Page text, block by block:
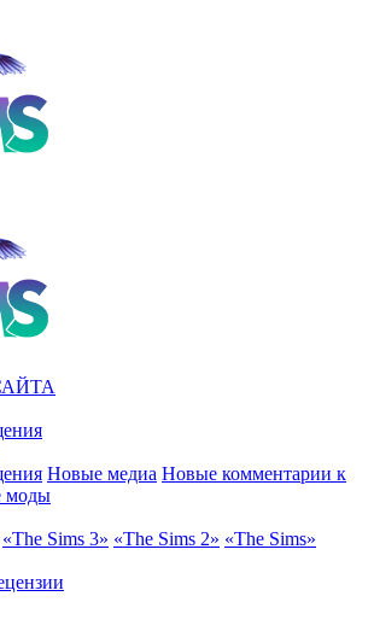
Новые медиа Новые комментарии к
моды
«The Sims 3» «The Sims 2» «The Sims»